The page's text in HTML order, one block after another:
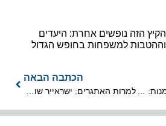
הקיץ הזה נופשים אחרת: היעדים
וההטבות למשפחות בחופש הגדול
מהקבינה למסלול הדוגמנות: דיילת Eurowings – "טופ מודל של גרמניה "
הכתבה הבאה
למרות האתגרים: ישראייר שומרת על רציפות עסקית ומסתערת על ניו יורק